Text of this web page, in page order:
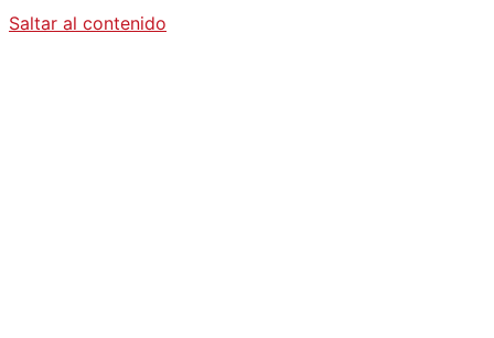
Saltar al contenido